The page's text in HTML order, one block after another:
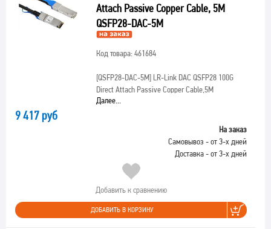
Attach Passive Copper Cable, 5M
QSFP28-DAC-5M
Код товара: 461684
[QSFP28-DAC-5M]LR-Link DAC QSFP28 100G
Direct Attach Passive Copper Cable,5M
Далее...
9 417 руб
На заказ
Самовывоз - от 3-х дней
Доставка - от 3-х дней
Добавить к сравнению
ДОБАВИТЬ В КОРЗИНУ